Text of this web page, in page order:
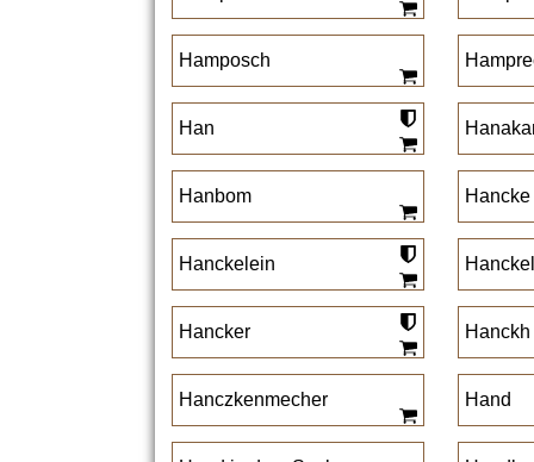
Hamposch
Han
Hanbom Hancke
Hanckelein
Hancker Hanckh
Hanczkenmecher Hand